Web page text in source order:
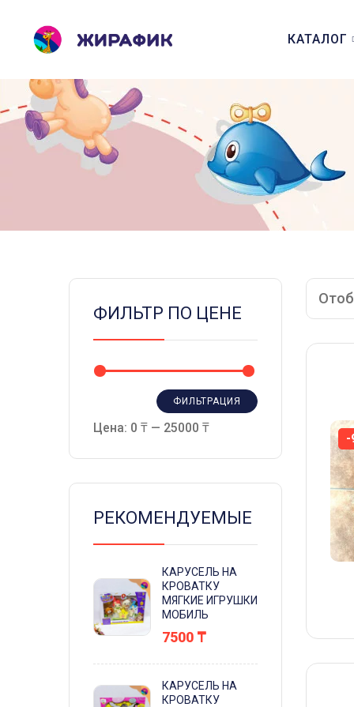
КАТАЛОГ
ФИЛЬТР ПО ЦЕНЕ
ФИЛЬТРАЦИЯ
Цена: 0 ₸ — 25000 ₸
РЕКОМЕНДУЕМЫЕ
КАРУСЕЛЬ НА
КРОВАТКУ
МЯГКИЕ ИГРУШКИ
МОБИЛЬ
7500 ₸
КАРУСЕЛЬ НА
КРОВАТКУ
-